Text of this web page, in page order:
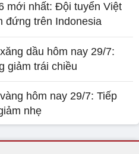
mới nhất: Đội tuyển Việt
đứng trên Indonesia
dầu hôm nay 29/7:
giảm trái chiều
hôm nay 29/7: Tiếp
nhẹ